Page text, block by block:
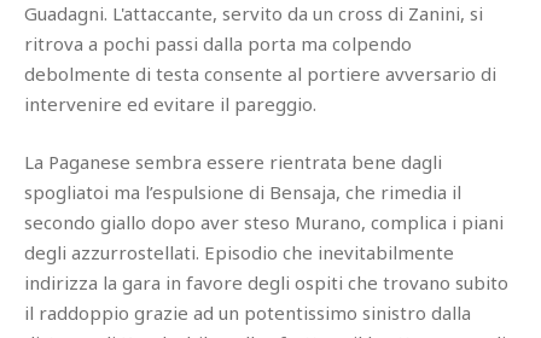
Guadagni. L'attaccante, servito da un cross di Zanini, si
ritrova a pochi passi dalla porta ma colpendo
debolmente di testa consente al portiere avversario di
intervenire ed evitare il pareggio.
La Paganese sembra essere rientrata bene dagli
spogliatoi ma l’espulsione di Bensaja, che rimedia il
secondo giallo dopo aver steso Murano, complica i piani
degli azzurrostellati. Episodio che inevitabilmente
indirizza la gara in favore degli ospiti che trovano subito
il raddoppio grazie ad un potentissimo sinistro dalla